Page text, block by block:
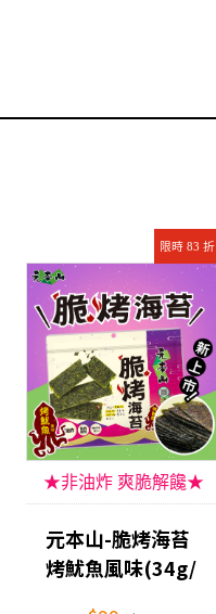
限時 83 折
★非油炸 爽脆解饞★
元本山-脆烤海苔
烤魷魚風味(34g/